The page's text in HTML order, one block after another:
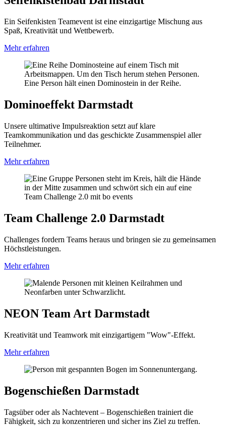
Ein Seifenkisten Teamevent ist eine einzigartige Mischung aus
Spaß, Kreativität und Wettbewerb.
Mehr erfahren
Dominoeffekt Darmstadt
Unsere ultimative Impulsreaktion setzt auf klare
Teamkommunikation und das geschickte Zusammenspiel aller
Teilnehmer.
Mehr erfahren
Team Challenge 2.0 Darmstadt
Challenges fordern Teams heraus und bringen sie zu gemeinsamen
Höchstleistungen.
Mehr erfahren
NEON Team Art Darmstadt
Kreativität und Teamwork mit einzigartigem "Wow"-Effekt.
Mehr erfahren
Bogenschießen Darmstadt
Tagsüber oder als Nachtevent – Bogenschießen trainiert die
Fähigkeit, sich zu konzentrieren und sicher ins Ziel zu treffen.